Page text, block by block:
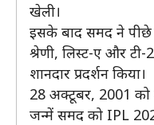
खेली।
इसके बाद समद ने
श्रेणी, लिस्ट-ए और टी-
शानदार प्रदर्शन किया।
28 अक्टूबर, 2001
जन्में समद को IPL